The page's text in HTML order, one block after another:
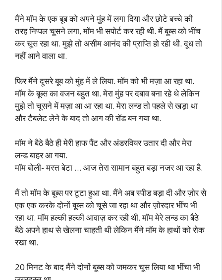
मैंने मॉम के एक बूब को अपने मुंह में लगा दिया और छोटे बच्चे की
तरह निप्पल चूसने लगा, मॉम भी सपोर्ट कर रही थी. मैं बूब्स को भींच
कर चूस रहा था. मुझे तो असीम आनंद की प्राप्ति हो रही थी. दूध तो
नहीं आने वाला था.
फिर मैंने दूसरे बूब को मुंह में ले लिया. मॉम को भी मज़ा आ रहा था.
मॉम के बूब्स का वजन बहुत था. मेरा मुंह पर दबाव बना रहे थे लेकिन
मुझे तो चूसने में मज़ा आ आ रहा था. मेरा लन्ड तो पहले से खड़ा था
और टैबलेट लेने के बाद तो आग की रॉड बन गया था.
मॉम ने बैठे बैठे ही मेरी हाफ पैंट और अंडरवियर उतार दी और मेरा
लन्ड बाहर आ गया.
मॉम बोली- मस्त बेटा … आज तेरा सामान बहुत बड़ा नजर आ रहा है.
मैं तो मॉम के बूब्स पर टूटा हुआ था. मैंने अब स्पीड बड़ा दी और ज़ोर से
एक एक करके दोनों बूब्स को चूसे जा रहा था और ज़ोरदार भींच भी
रहा था. मॉम हल्की हल्की आवाज़ कर रही थी. मॉम मेरे लन्ड का बैठे
बैठे अपने हाथ से खेलना चाहती थी लेकिन मैंने मॉम के हाथों को रोक
रखा था.
20 मिनट के बाद मैंने दोनों बूब्स को जमकर चूस लिया था भींचा भी